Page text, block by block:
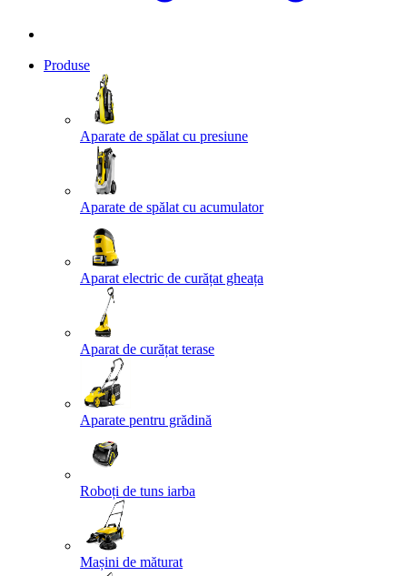
Produse
Aparate de spălat cu presiune
Aparate de spălat cu acumulator
Aparat electric de curățat gheața
Aparat de curățat terase
Aparate pentru grădină
Roboți de tuns iarba
Mașini de măturat